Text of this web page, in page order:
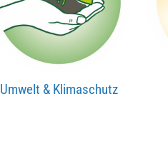
Umwelt & Klimaschutz